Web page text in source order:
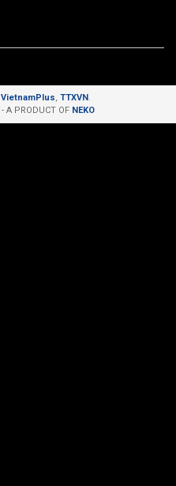
VietnamPlus, TTXVN.
- A PRODUCT OF NEKO